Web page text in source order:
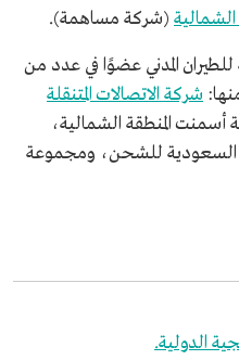
(شركة مساهمة).
المدني عضوًا في عدد من
شركة الاتصالات المتنقلة
المنطقة الشمالية،
السعودية للشحن، ومجموعة
الدولية.